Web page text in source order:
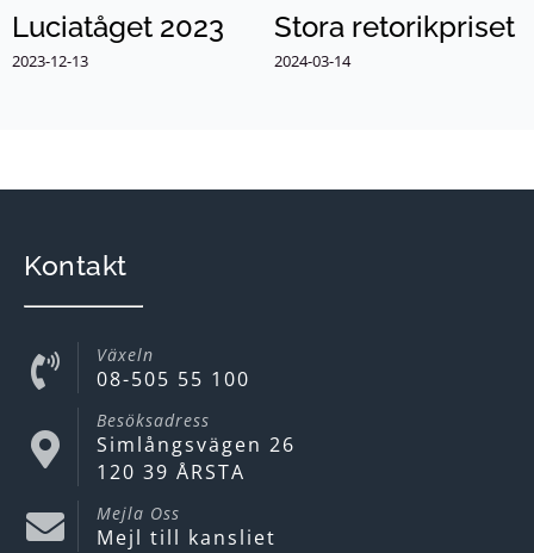
Luciatåget 2023
2023-12-13
Stora retorikpriset
2024-03-14
Kontakt
Växeln
08-505 55 100
Besöksadress
Simlångsvägen 26
120 39 ÅRSTA
Mejla Oss
Mejl till kansliet